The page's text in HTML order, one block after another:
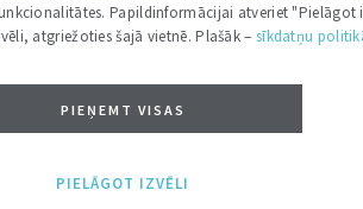
Tieslietu ...
fiziskās
Papildinformācijai atveriet "Pielāgot
atgriežoties šajā vietnē. Plašāk – sīkdatņu
PIEŅEMT VISAS
PIELĀGOT IZVĒLI